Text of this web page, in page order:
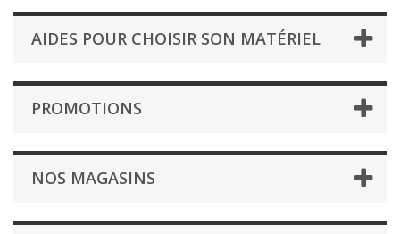
AIDES POUR CHOISIR SON MATÉRIEL
PROMOTIONS
NOS MAGASINS